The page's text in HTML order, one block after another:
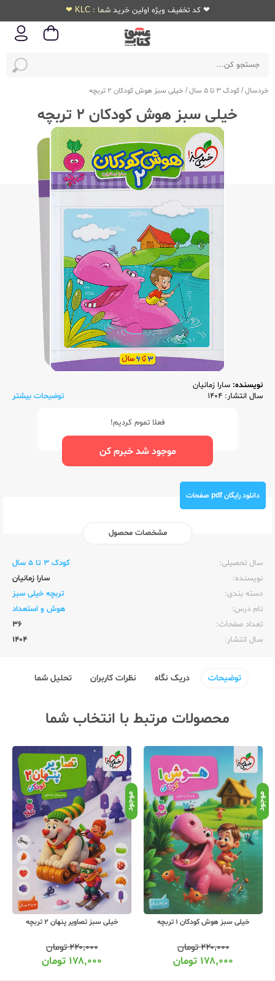
❤ کد تخفیف ویژه اولین خرید شما : KLC ❤
خردسال/کودک 3 تا 5 سال / خیلی سبز هوش کودکان 2 تربچه
خیلی سبز هوش کودکان 2 تربچه
نویسنده: سارا زمانیان
سال انتشار: 1404
توضیحات بیشتر
فعلا تموم کردیم!
موجود شد خبرم کن
دانلود رایگان pdf صفحات
مشخصات محصول
سال تحصیلی:‌
کودک 3 تا 5 سال
نویسنده:‌
سارا زمانیان
دسته بندی:
تربچه خیلی سبز
نام درس:
هوش و استعداد
تعداد صفحات:‌
36
سال انتشار:‌
1404
توضیحات دریک نگاه نظرات کاربران تحلیل شما
محصولات مرتبط با انتخاب شما
موجود
خیلی سبز هوش کودکان 1 تربچه
۲۲۰,۰۰۰تومان
۱۷۸,۰۰۰ تومان
موجود
خیلی سبز تصاویر پنهان 2 تربچه
۲۲۰,۰۰۰تومان
۱۷۸,۰۰۰ تومان